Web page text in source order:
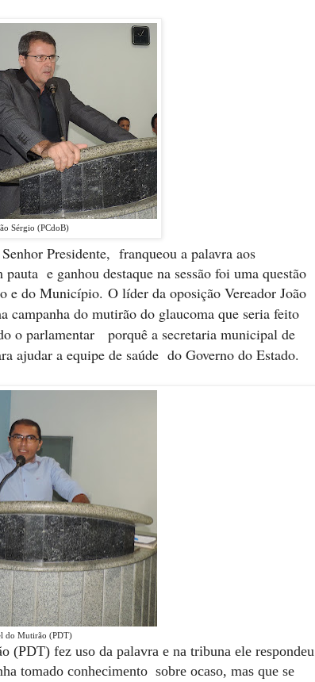
Sérgio (PCdoB)
Presidente, franqueou a palavra aos
e ganhou destaque na sessão foi uma questão
e do Município. O líder da oposição Vereador João
do mutirão do glaucoma que seria feito
o parlamentar
porquê a secretaria municipal de
ajudar a equipe de saúde do Governo do Estado.
do Mutirão (PDT)
(PDT) fez uso da palavra e na tribuna ele respondeu
tomado conhecimento sobre ocaso, mas que se